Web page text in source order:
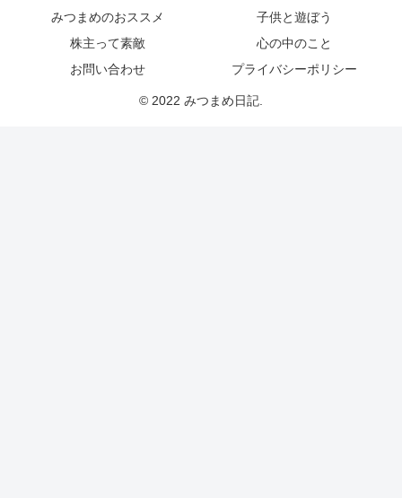
みつまめのおススメ
子供と遊ぼう
株主って素敵
心の中のこと
お問い合わせ
プライバシーポリシー
© 2022 みつまめ日記.